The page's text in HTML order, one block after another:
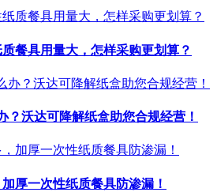
餐具用量大，怎样采购更划算？
？沃达可降解纸盒助您合规经营！
厚一次性纸质餐具防渗漏！